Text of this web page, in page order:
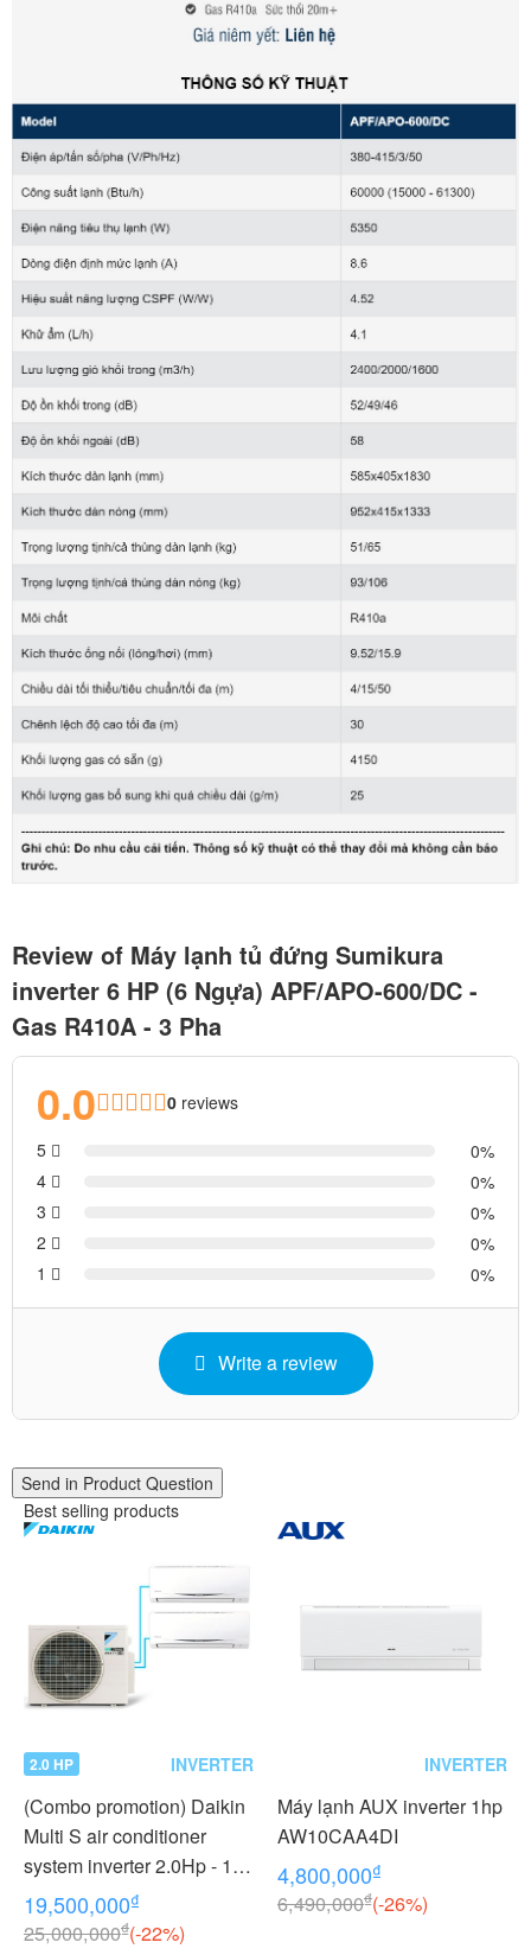
Review of Máy lạnh tủ đứng Sumikura
inverter 6 HP (6 Ngựa) APF/APO-600/DC -
Gas R410A - 3 Pha
0.0 0 reviews
5
0
4
0
3
0
2
0
1
0
Write a review
Send in Product Question
Best selling products
2.0 HP INVERTER
(Combo promotion) Daikin
Multi S air conditioner
system inverter 2.0Hp - 1
outdoor unit 2 indoor units
1.0 + 1.0Hp MKC50RVMV -
19,500,000₫
25,000,000₫(-22%)
INVERTER
Máy lạnh AUX inverter 1hp
AW10CAA4DI
4,800,000₫
6,490,000₫(-26%)